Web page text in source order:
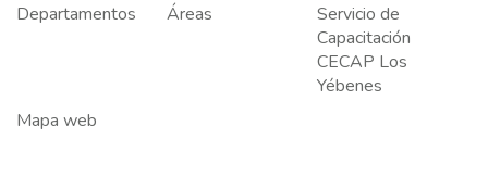
Departamentos
Áreas
Servicio de
Capacitación
CECAP Los
Yébenes
Mapa web